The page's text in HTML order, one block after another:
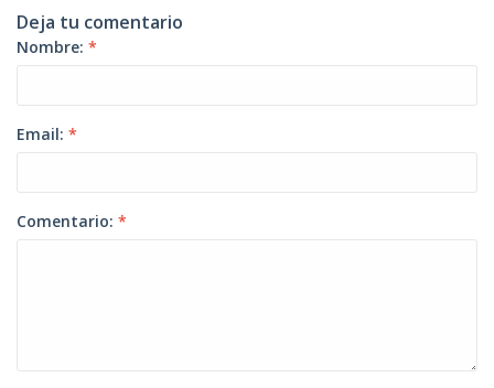
Deja tu comentario
Nombre: *
Email: *
Comentario: *